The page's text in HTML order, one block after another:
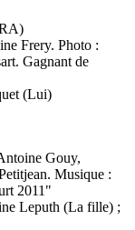
Frery. Photo :
Gagnant de
(Lui)
Gouy,
Musique :
2011"
Leputh (La fille) ;